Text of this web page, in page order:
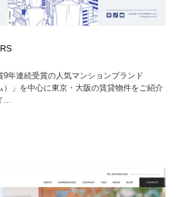
9年連続受賞の人気マンションブランド
）」を中心に東京・大阪の賃貸物件をご紹介